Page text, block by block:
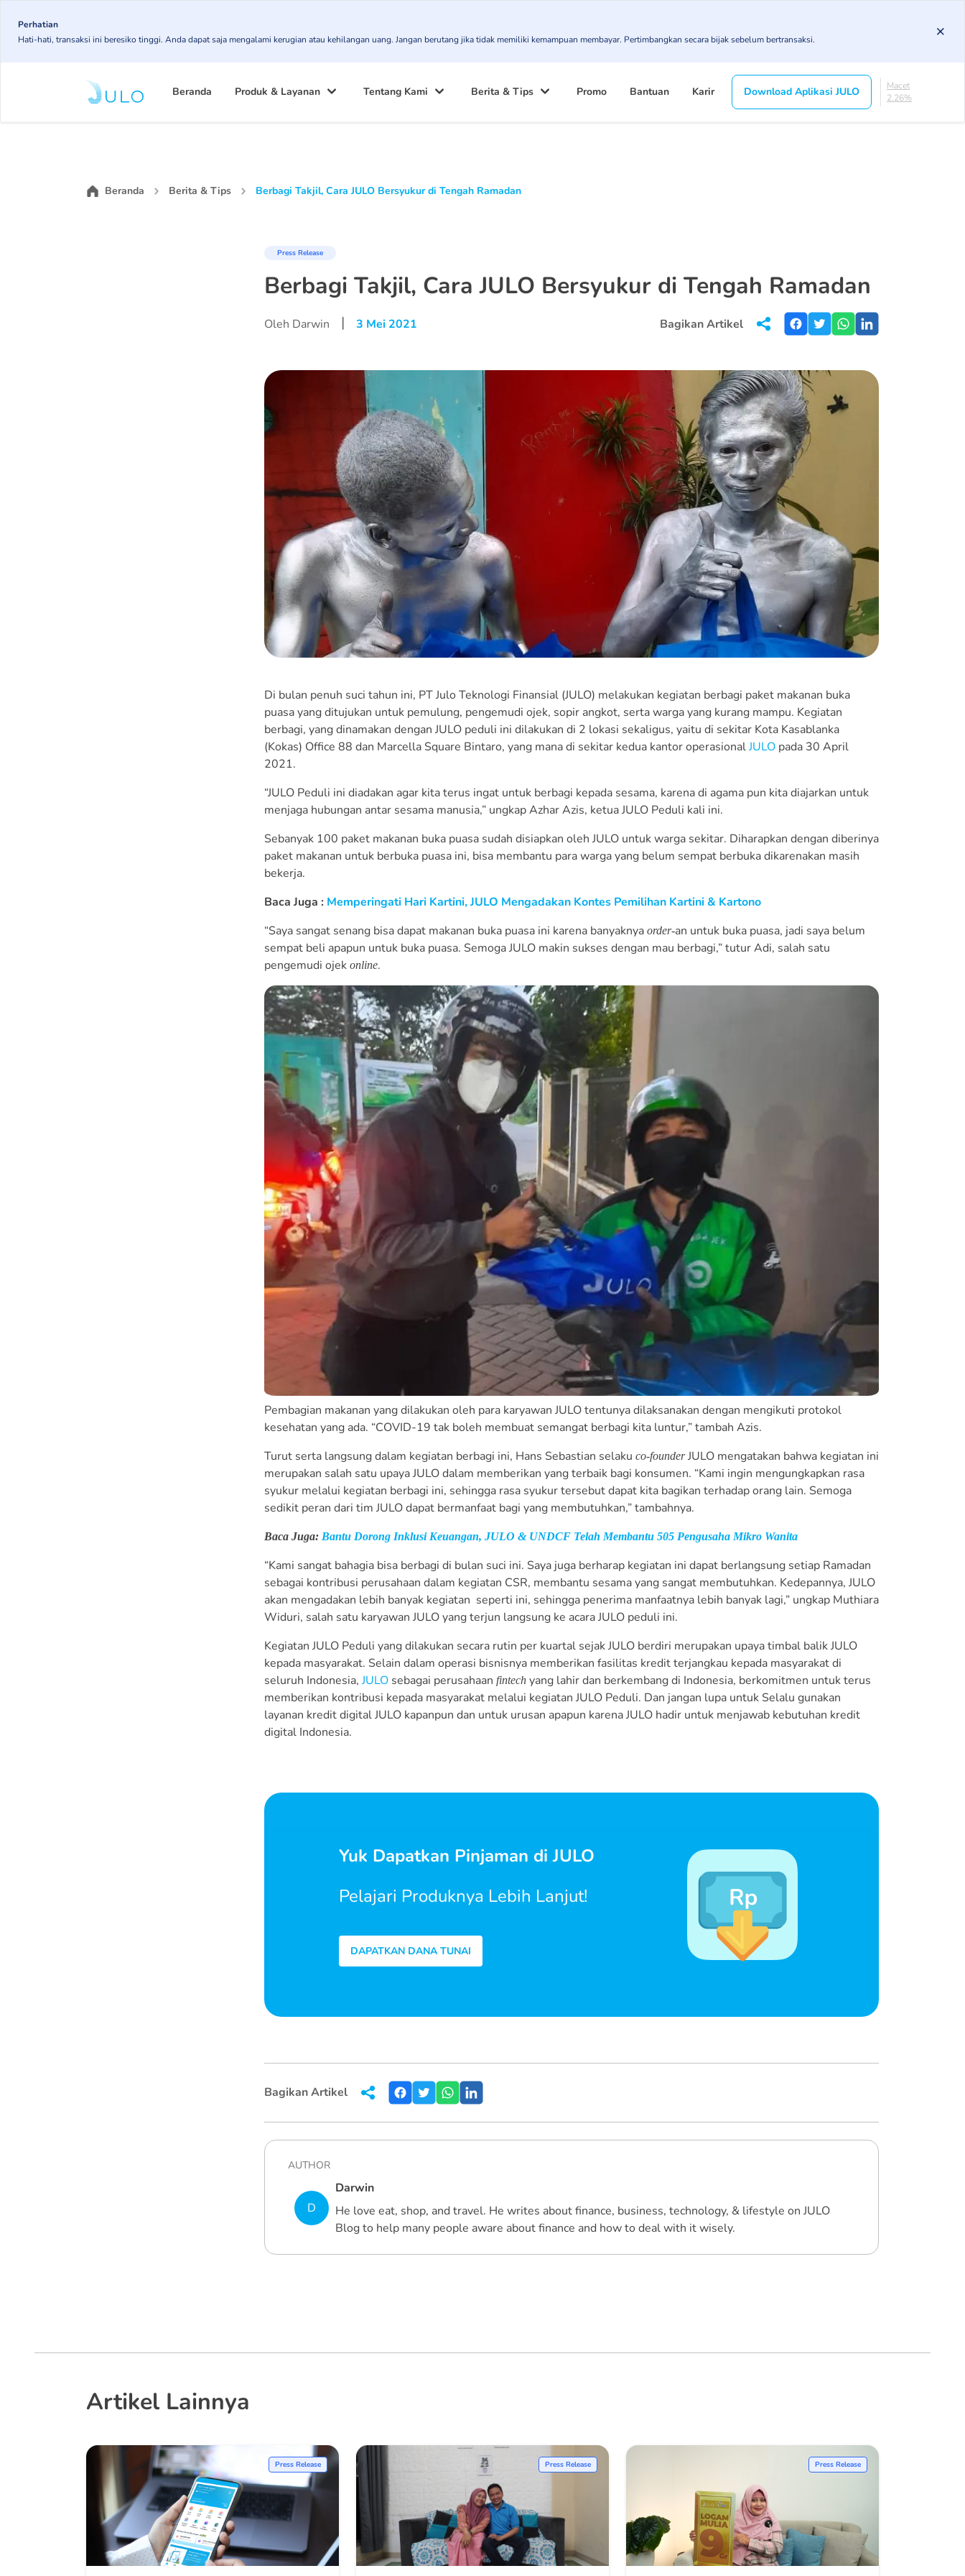
SkipPerhatian
Hati-hati, transaksi ini beresiko tinggi. Anda dapat saja mengalami kerugian atau kehilangan uang. Jangan berutang jika tidak memiliki kemampuan membayar. Pertimbangkan secara bijak sebelum bertransaksi.
Main
Beranda Produk & Layanan Tentang Kami Berita & Tips Promo Bantuan Karir Download Aplikasi JULO
Macet
2.26%
Beranda Berita & Tips Berbagi Takjil, Cara JULO Bersyukur di Tengah Ramadan
Press Release
Berbagi Takjil, Cara JULO Bersyukur di Tengah Ramadan
Oleh Darwin | 3 Mei 2021 Bagikan Artikel
Di bulan penuh suci tahun ini, PT Julo Teknologi Finansial (JULO) melakukan kegiatan berbagi paket makanan buka
puasa yang ditujukan untuk pemulung, pengemudi ojek, sopir angkot, serta warga yang kurang mampu. Kegiatan
berbagi, yang dinamakan dengan JULO peduli ini dilakukan di 2 lokasi sekaligus, yaitu di sekitar Kota Kasablanka
(Kokas) Office 88 dan Marcella Square Bintaro, yang mana di sekitar kedua kantor operasionalJULO pada 30 April
2021.
“JULO Peduli ini diadakan agar kita terus ingat untuk berbagi kepada sesama, karena di agama pun kita diajarkan untuk
menjaga hubungan antar sesama manusia,” ungkap Azhar Azis, ketua JULO Peduli kali ini.
Sebanyak 100 paket makanan buka puasa sudah disiapkan oleh JULO untuk warga sekitar. Diharapkan dengan diberinya
paket makanan untuk berbuka puasa ini, bisa membantu para warga yang belum sempat berbuka dikarenakan masih
bekerja.
Baca Juga : Memperingati Hari Kartini, JULO Mengadakan Kontes Pemilihan Kartini & Kartono
“Saya sangat senang bisa dapat makanan buka puasa ini karena banyaknya order-an untuk buka puasa, jadi saya belum
sempat beli apapun untuk buka puasa. Semoga JULO makin sukses dengan mau berbagi,” tutur Adi, salah satu
pengemudi ojek online.
Pembagian makanan yang dilakukan oleh para karyawan JULO tentunya dilaksanakan dengan mengikuti protokol
kesehatan yang ada. “COVID-19 tak boleh membuat semangat berbagi kita luntur,” tambah Azis.
Turut serta langsung dalam kegiatan berbagi ini, Hans Sebastian selaku co-founder JULO mengatakan bahwa kegiatan ini
merupakan salah satu upaya JULO dalam memberikan yang terbaik bagi konsumen. “Kami ingin mengungkapkan rasa
syukur melalui kegiatan berbagi ini, sehingga rasa syukur tersebut dapat kita bagikan terhadap orang lain. Semoga
sedikit peran dari tim JULO dapat bermanfaat bagi yang membutuhkan,” tambahnya.
Baca Juga: Bantu Dorong Inklusi Keuangan, JULO & UNDCF Telah Membantu 505 Pengusaha Mikro Wanita
“Kami sangat bahagia bisa berbagi di bulan suci ini. Saya juga berharap kegiatan ini dapat berlangsung setiap Ramadan
sebagai kontribusi perusahaan dalam kegiatan CSR, membantu sesama yang sangat membutuhkan. Kedepannya, JULO
akan mengadakan lebih banyak kegiatan seperti ini, sehingga penerima manfaatnya lebih banyak lagi,” ungkap Muthiara
Widuri, salah satu karyawan JULO yang terjun langsung ke acara JULO peduli ini.
Kegiatan JULO Peduli yang dilakukan secara rutin per kuartal sejak JULO berdiri merupakan upaya timbal balik JULO
kepada masyarakat. Selain dalam operasi bisnisnya memberikan fasilitas kredit terjangkau kepada masyarakat di
seluruh Indonesia,JULO sebagai perusahaan fintech yang lahir dan berkembang di Indonesia, berkomitmen untuk terus
memberikan kontribusi kepada masyarakat melalui kegiatan JULO Peduli. Dan jangan lupa untuk Selalu gunakan
layanan kredit digital JULO kapanpun dan untuk urusan apapun karena JULO hadir untuk menjawab kebutuhan kredit
digital Indonesia.
Yuk Dapatkan Pinjaman di JULO
Pelajari Produknya Lebih Lanjut!
DAPATKAN DANA TUNAI
Bagikan Artikel
AUTHOR
D
Darwin
He love eat, shop, and travel. He writes about finance, business, technology, & lifestyle on JULO
Blog to help many people aware about finance and how to deal with it wisely.
Artikel Lainnya
Press Release Press Release Press Release